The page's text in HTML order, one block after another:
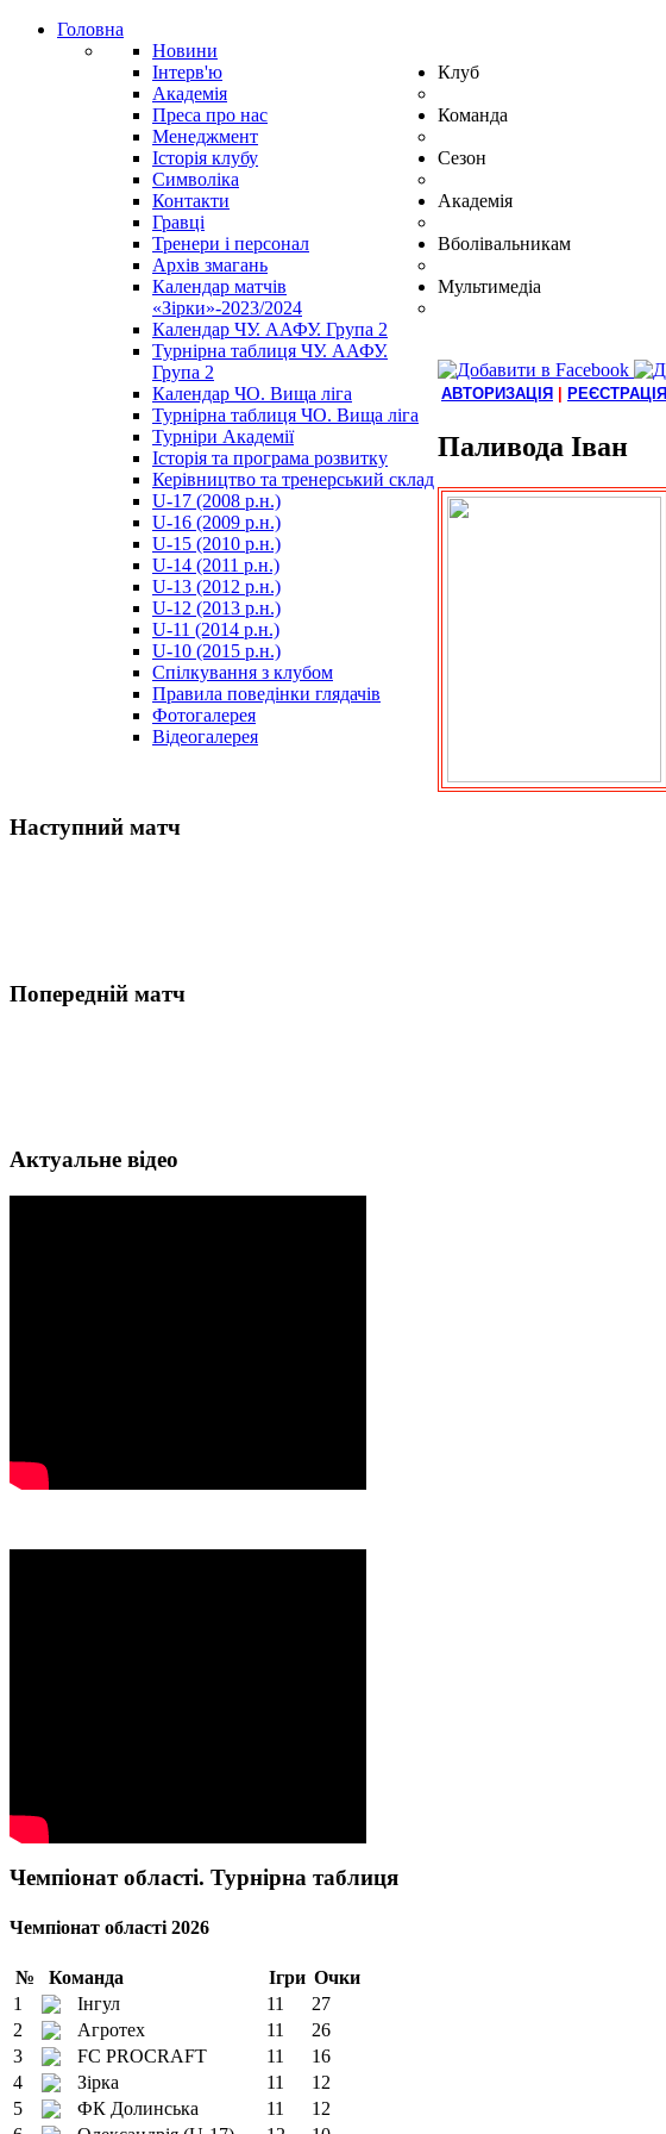
Головна
Новини
Інтерв'ю
Академія
Преса про нас
Клуб
Менеджмент
Історія клубу
Символіка
Контакти
Команда
Гравці
Тренери і персонал
Архів змагань
Сезон
Календар матчів
«Зірки»-2023/2024
Календар ЧУ. ААФУ. Група 2
Турнірна таблиця ЧУ. ААФУ.
Група 2
Календар ЧО. Вища ліга
Турнірна таблиця ЧО. Вища ліга
Академія
Турніри Академії
Історія та програма розвитку
Керівництво та тренерський склад
U-17 (2008 р.н.)
U-16 (2009 р.н.)
U-15 (2010 р.н.)
U-14 (2011 р.н.)
U-13 (2012 р.н.)
U-12 (2013 р.н.)
U-11 (2014 р.н.)
U-10 (2015 р.н.)
Вболівальникам
Спілкування з клубом
Правила поведінки глядачів
Мультимедіа
Фотогалерея
Відеогалерея
АВТОРИЗАЦІЯ РЕЄСТРАЦІЯ
Паливода Іван
Наступний матч
Попередній матч
Актуальне відео
Чемпіонат області. Турнірна таблиця
Чемпіонат області 2026
№ Команда Ігри Очки
1
Інгул 11
27
2
Агротех 11
26
3
FC PROCRAFT 11
16
4
Зірка 11
12
5
ФК Долинська 11
12